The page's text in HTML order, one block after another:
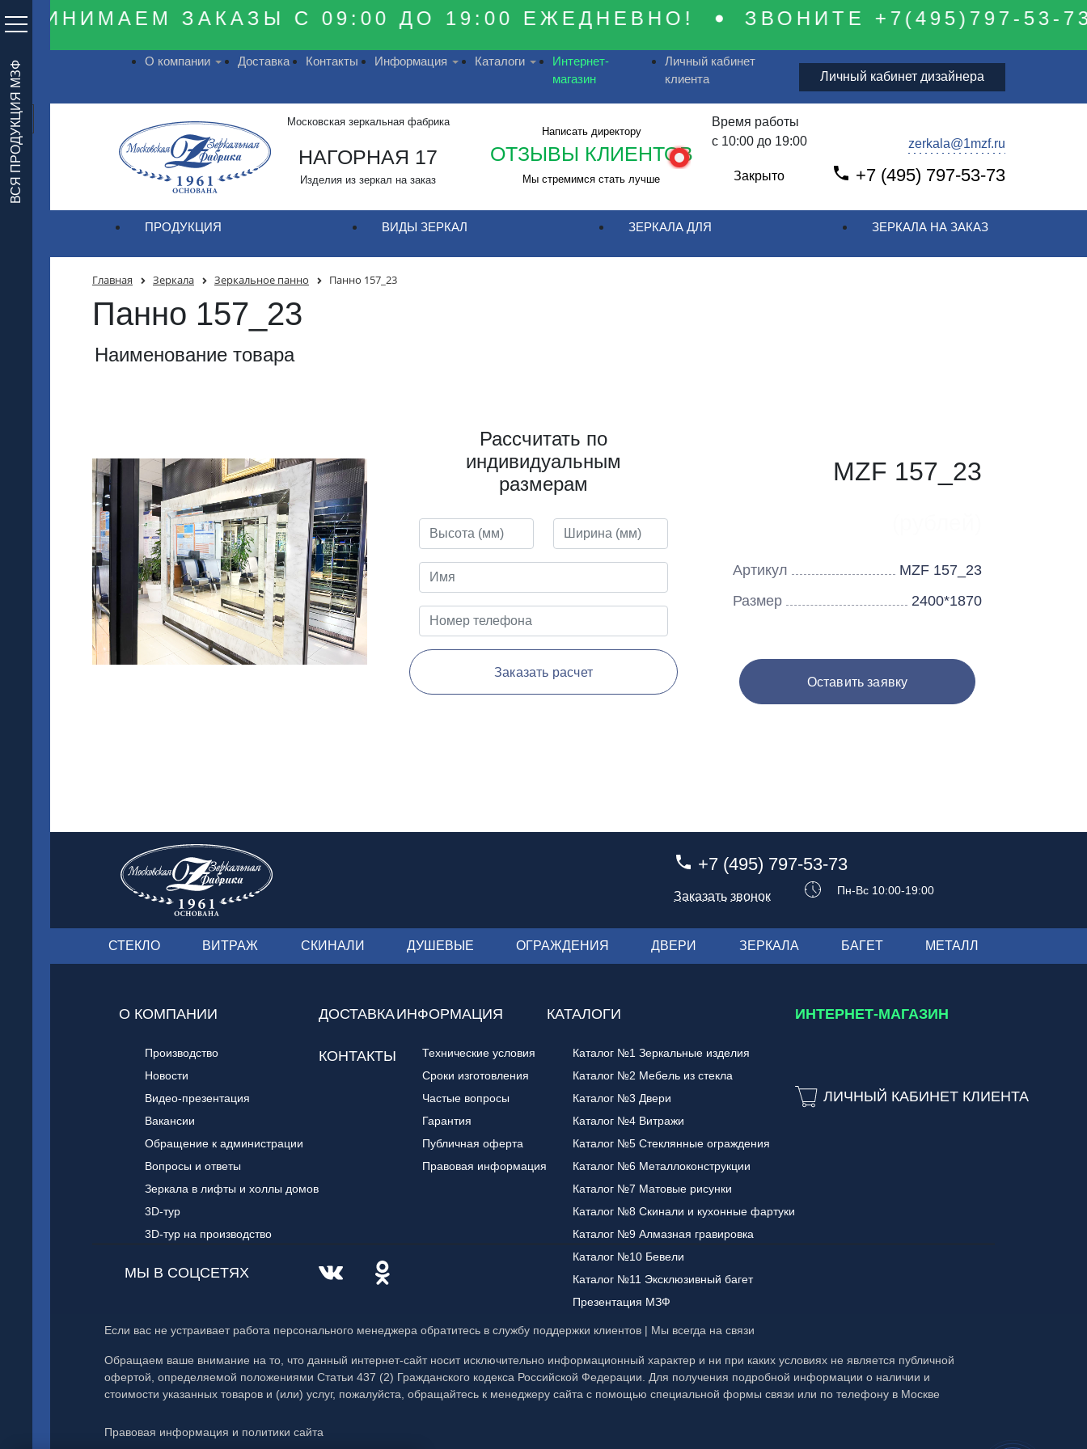
ВСЯ ПРОДУКЦИЯ МЗФ
ЗАКАЗЫ С 09:00 ДО 19:00 ЕЖЕДНЕВНО! ЗВОНИТЕ +7(495)797-53-73
О компании Доставка Контакты Информация Каталоги
Интернет-
магазин
Личный кабинет
клиента
Личный кабинет дизайнера
Московская зеркальная фабрика
НАГОРНАЯ 17
Изделия из зеркал на заказ
Написать директору
ОТЗЫВЫ КЛИЕНТОВ
Мы стремимся стать лучше
Время работы
с 10:00 до 19:00
Закрыто +7 (495) 797-53-73
zerkala@1mzf.ru
ПРОДУКЦИЯ ВИДЫ ЗЕРКАЛ ЗЕРКАЛА ДЛЯ ЗЕРКАЛА НА ЗАКАЗ
Главная Зеркала Зеркальное панно Панно 157_23
Панно 157_23
Наименование товара
Рассчитать по
индивидуальным
размерам
Заказать расчет
MZF 157_23
Артикул
MZF 157_23
Размер
2400*1870
Оставить заявку
+7 (495) 797-53-73
Заказать звонок Пн-Вс 10:00-19:00
СТЕКЛО ВИТРАЖ СКИНАЛИ ДУШЕВЫЕ ОГРАЖДЕНИЯ ДВЕРИ ЗЕРКАЛА БАГЕТ МЕТАЛЛ
О КОМПАНИИ
Производство
Новости
Видео-презентация
Вакансии
Обращение к администрации
Вопросы и ответы
Зеркала в лифты и холлы домов
3D-тур
3D-тур на производство
ДОСТАВКА
КОНТАКТЫ
ИНФОРМАЦИЯ
Технические условия
Сроки изготовления
Частые вопросы
Гарантия
Публичная оферта
Правовая информация
КАТАЛОГИ
Каталог №1 Зеркальные изделия
Каталог №2 Мебель из стекла
Каталог №3 Двери
Каталог №4 Витражи
Каталог №5 Стеклянные ограждения
Каталог №6 Металлоконструкции
Каталог №7 Матовые рисунки
Каталог №8 Скинали и кухонные фартуки
Каталог №9 Алмазная гравировка
Каталог №10 Бевели
Каталог №11 Эксклюзивный багет
Презентация МЗФ
ИНТЕРНЕТ-МАГАЗИН
ЛИЧНЫЙ КАБИНЕТ КЛИЕНТА
МЫ В СОЦСЕТЯХ
Если вас не устраивает работа персонального менеджера обратитесь в службу поддержки клиентов | Мы всегда на связи
Обращаем ваше внимание на то, что данный интернет-сайт носит исключительно информационный характер и ни при каких условиях не является публичной
офертой, определяемой положениями Статьи 437 (2) Гражданского кодекса Российской Федерации. Для получения подробной информации о наличии и
стоимости указанных товаров и (или) услуг, пожалуйста, обращайтесь к менеджеру сайта с помощью специальной формы связи или по телефону в Москве
Правовая информация и политики сайта